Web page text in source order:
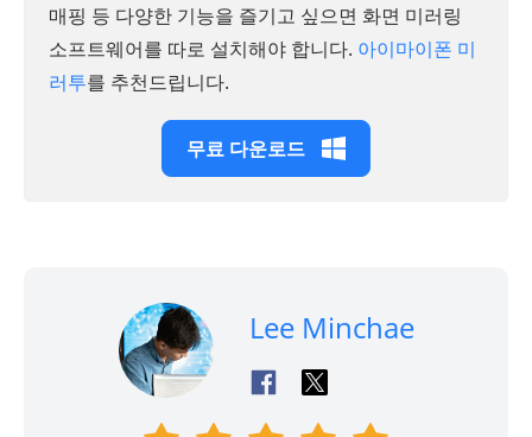
매핑 등 다양한 기능을 즐기고 싶으면 화면 미러링
소프트웨어를 따로 설치해야 합니다. 아이마이폰 미
러투를 추천드립니다.
무료 다운로드
Lee Minchae